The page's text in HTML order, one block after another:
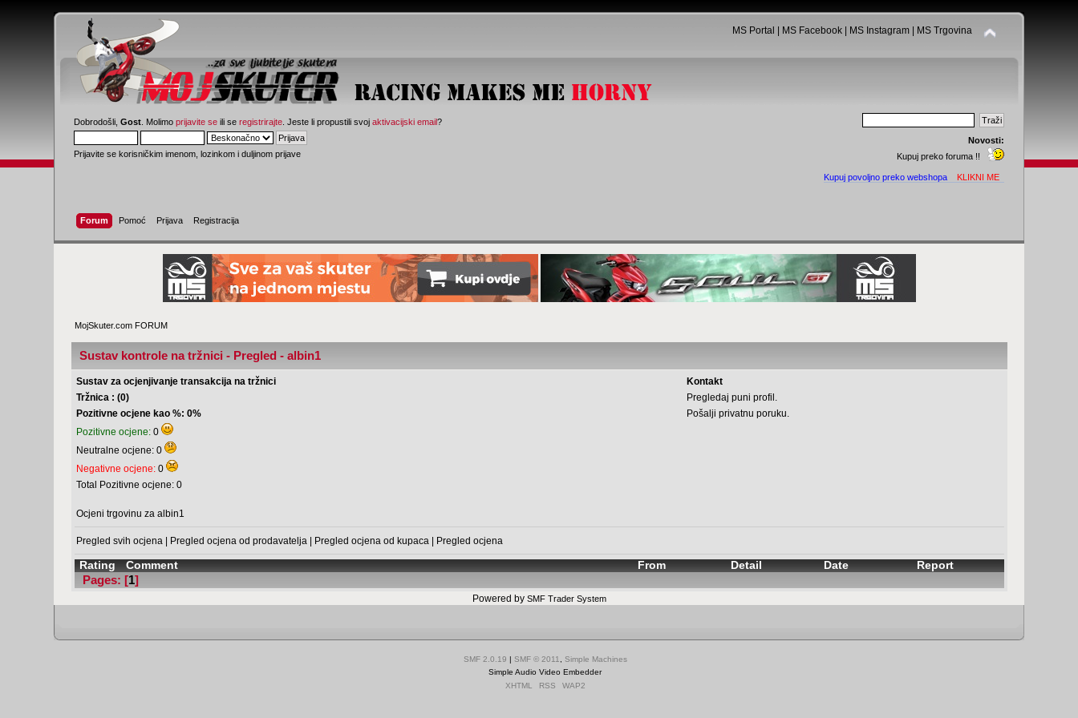
MS Portal MS Facebook| MS Instagram| MS Trgovina
Dobrodošli,Gost . Molimoprijavite se ili seregistrirajte . Jeste li propustili svojaktivacijski email?
Prijavite se korisničkim imenom, lozinkom i duljinom prijave
Novosti:
Kupuj preko foruma !!
Kupuj povoljno preko webshopa KLIKNI ME
Forum Pomoć Prijava Registracija
MojSkuter.com FORUM
Sustav kontrole na tržnici - Pregled - albin1
Sustav za ocjenjivanje transakcija na tržnici
Kontakt
Tržnica : (0)
Pregledaj puni profil.
Pozitivne ocjene kao %: 0%
Pošalji privatnu poruku.
Pozitivne ocjene: 0
Neutralne ocjene: 0
Negativne ocjene: 0
Total Pozitivne ocjene: 0
Ocjeni trgovinu za albin1
Pregled svih ocjena | Pregled ocjena od prodavatelja | Pregled ocjena od kupaca | Pregled ocjena
Rating Comment From Detail Date Report
Pages: [1]
Powered by SMF Trader System
SMF 2.0.19 | SMF © 2011
Simple Machines
Simple Audio Video Embedder
XHTML
RSS WAP2